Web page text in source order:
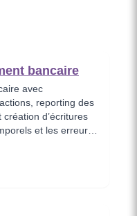
bancaire
avec
reporting des
d’écritures
et les erreurs